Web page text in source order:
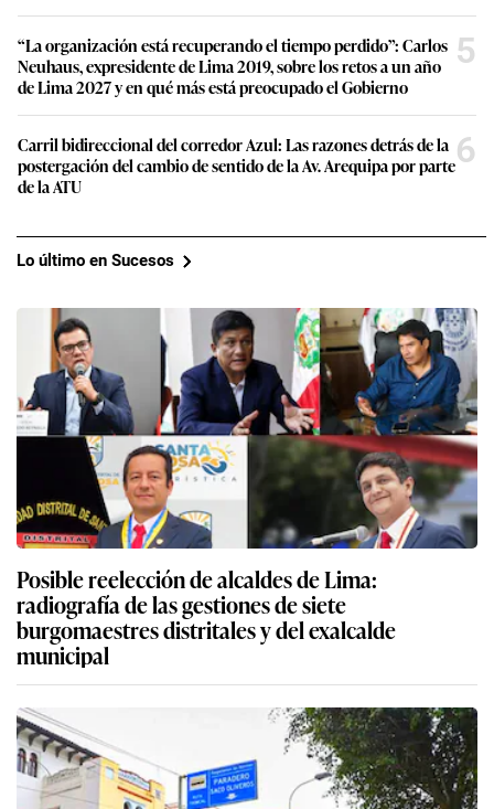
“La organización está recuperando el tiempo perdido”: Carlos
Neuhaus, expresidente de Lima 2019, sobre los retos a un año
de Lima 2027 y en qué más está preocupado el Gobierno
5
Carril bidireccional del corredor Azul: Las razones detrás de la
postergación del cambio de sentido de la Av. Arequipa por parte
de la ATU
6
Lo último en Sucesos
Posible reelección de alcaldes de Lima:
radiografía de las gestiones de siete
burgomaestres distritales y del exalcalde
municipal